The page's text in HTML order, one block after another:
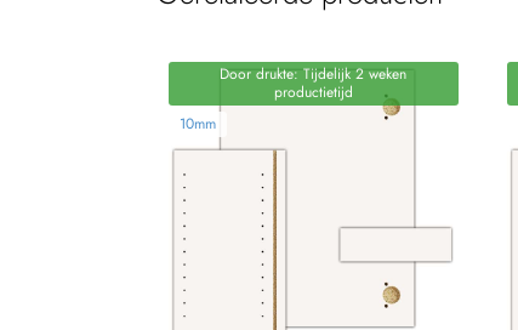
Door drukte: Tijdelijk 2 weken
productietijd
10mm